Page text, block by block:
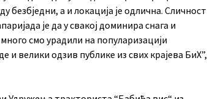
безбједни, а и локација је одлична. Сличност
је да у свакој доминира снага и
смо урадили на популаризацији
и велики одзив публике из свих крајева БиХ”,